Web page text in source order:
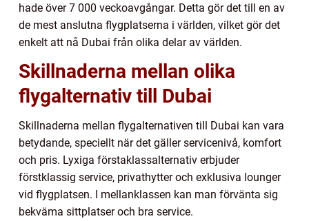
hade över 7 000 veckoavgångar. Detta gör det till en av
de mest anslutna flygplatserna i världen, vilket gör det
enkelt att nå Dubai från olika delar av världen.
Skillnaderna mellan olika
flygalternativ till Dubai
Skillnaderna mellan flygalternativen till Dubai kan vara
betydande, speciellt när det gäller servicenivå, komfort
och pris. Lyxiga förstaklassalternativ erbjuder
förstklassig service, privathytter och exklusiva lounger
vid flygplatsen. I mellanklassen kan man förvänta sig
bekväma sittplatser och bra service.